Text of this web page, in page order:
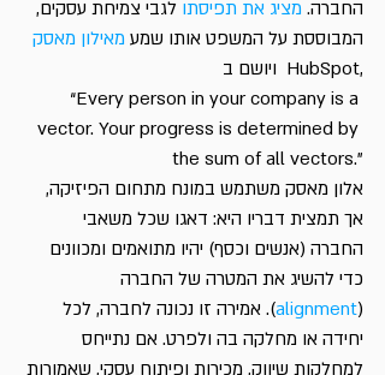
החברה. מציג את תפיסתו לגבי צמיחת עסקים,
המבוססת על המשפט אותו שמע מאילון מאסק
ויושם ב  HubSpot,
“Every person in your company is a
vector. Your progress is determined by
the sum of all vectors.”
אלון מאסק משתמש במונח מתחום הפיזיקה,
אך תמצית דבריו היא: דאגו שכל משאבי
החברה (אנשים וכסף) יהיו מתואמים ומכוונים
כדי להשיג את המטרה של החברה
(
alignment). אמירה זו נכונה לחברה, לכל
יחידה או מחלקה בה ולפרט. אם נתייחס
למחלקות שיווק, מכירות ופיתוח עסקי, שאמורות